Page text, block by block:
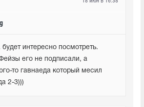
интересно посмотреть.
его не подписали, а
то гавнаеда который месил
2-3)))